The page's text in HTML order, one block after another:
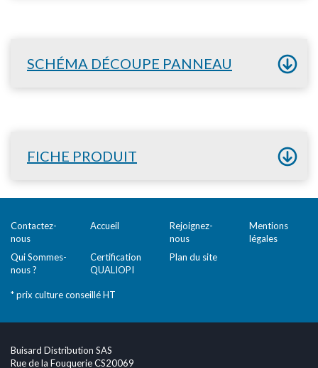
SCHÉMA DÉCOUPE PANNEAU
FICHE PRODUIT
Contactez-
nous
Accueil
Rejoignez-
nous
Mentions
légales
Qui Sommes-
nous ?
Certification
QUALIOPI
Plan du site
* prix culture conseillé HT
Buisard Distribution SAS
Rue de la Fouquerie CS20069